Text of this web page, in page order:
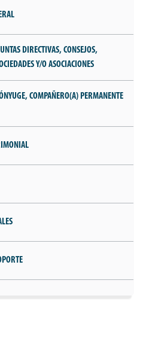
DIRECTIVAS, CONSEJOS,
Y/O ASOCIACIONES
COMPAÑERO(A) PERMANENTE
cónyuge o